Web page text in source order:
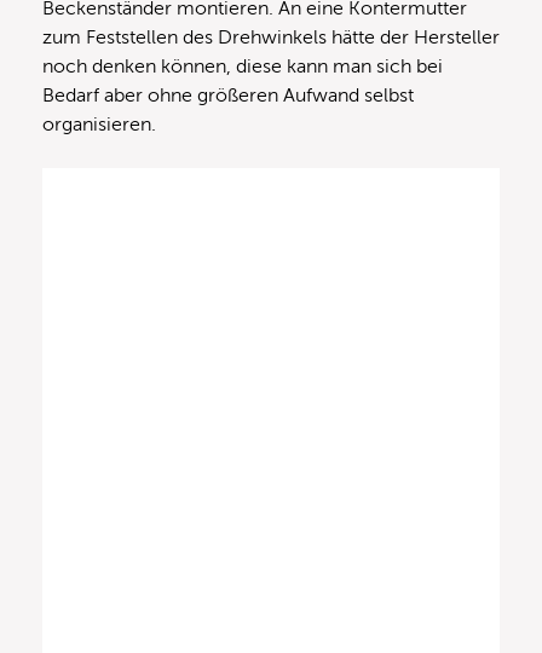
Beckenständer montieren. An eine Kontermutter
zum Feststellen des Drehwinkels hätte der Hersteller
noch denken können, diese kann man sich bei
Bedarf aber ohne größeren Aufwand selbst
organisieren.